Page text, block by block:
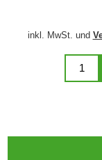
inkl. MwSt. und